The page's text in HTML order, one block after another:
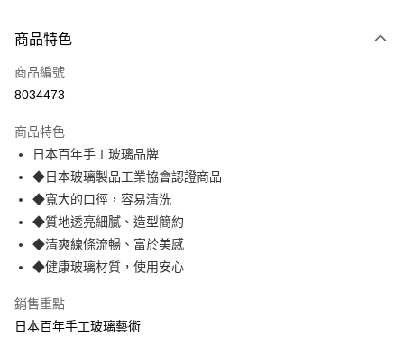
Apple Pay
街口支付
AFTEE先享後付
相關說明
【關於「AFTEE先享後付」】
AFTEE先享後付是「在收到商品之後才付款」的支付方式。 讓您購物簡單
便利好安心！
１．簡單：不需註冊會員、不需綁卡、不需儲值。
２．便利：只要手機號碼，簡訊認證，即可結帳。
３．安心：先確認商品／服務後，再付款。
【「AFTEE先享後付」結帳流程】
１．於結帳方式選擇「AFTEE先享後付」後，將跳轉至「AFTEE先享後付」
結帳頁面，進行簡訊認證並確認金額後，即可完成結帳。
ATM付款
貨到付款
運送方式
宅配
每筆NT$100，滿NT$499(含以上)免運費
商品特色
商品編號
8034473
商品特色
日本百年手工玻璃品牌
◆日本玻璃製品工業協會認證商品
◆寬大的口徑，容易清洗
◆質地透亮細膩、造型簡約
◆清爽線條流暢、富於美感
◆健康玻璃材質，使用安心
銷售重點
日本百年手工玻璃藝術